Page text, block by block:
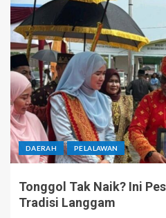
DAERAH PELALAWAN
Tonggol Tak Naik? Ini
Tradisi Langgam